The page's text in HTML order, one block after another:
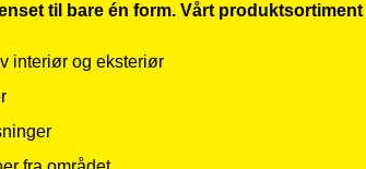
til bare én form. Vårt
interiør og eksteriør